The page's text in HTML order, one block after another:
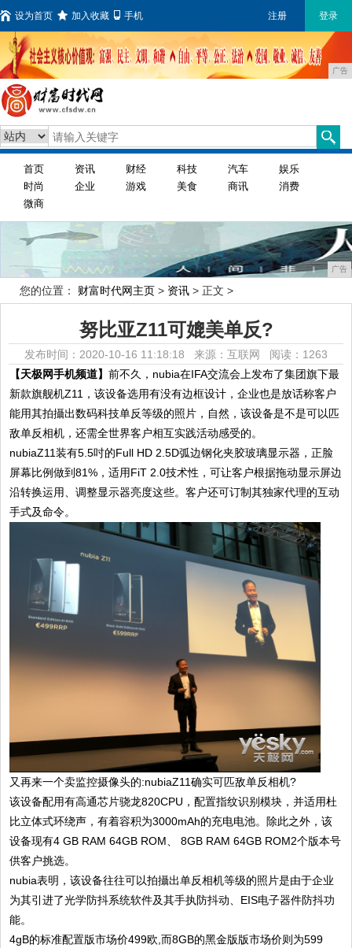
设为首页 加入收藏 手机 注册 登录
广告
首页 资讯 财经 科技 汽车
娱乐
时尚
企业 游戏 美食 商讯
消费
微商
广告
您的位置： 财富时代网主页 > 资讯 > 正文 >
努比亚Z11可媲美单反?
发布时间：2020-10-16 11:18:18 来源：互联网 阅读：1263
【天极网手机频道】前不久，nubia在IFA交流会上发布了集团旗下最
新款旗舰机Z11，该设备选用有没有边框设计，企业也是放话称客户
能用其拍攝出数码科技单反等级的照片，自然，该设备是不是可以匹
敌单反相机，还需全世界客户相互实践活动感受的。
nubiaZ11装有5.5吋的Full HD 2.5D弧边钢化夹胶玻璃显示器，正脸
屏幕比例做到81%，适用FiT 2.0技术性，可让客户根据拖动显示屏边
沿转换运用、调整显示器亮度这些。客户还可订制其独家代理的互动
手式及命令。
又再来一个卖监控摄像头的:nubiaZ11确实可匹敌单反相机?
该设备配用有高通芯片骁龙820CPU，配置指纹识别模块，并适用杜
比立体式环绕声，有着容积为3000mAh的充电电池。除此之外，该
设备现有4 GB RAM 64GB ROM、 8GB RAM 64GB ROM2个版本号
供客户挑选。
nubia表明，该设备往往可以拍攝出单反相机等级的照片是由于企业
为其引进了光学防抖系统软件及其手执防抖动、EIS电子器件防抖功
能。
4gB的标准配置版市场价499欧,而8GB的黑金版版市场价则为599